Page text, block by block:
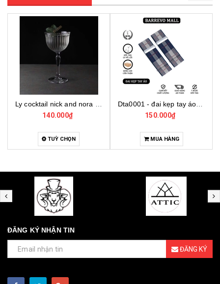
150.000₫
MUA HÀNG
4.000.000₫
MUA HÀNG
ĐĂNG KÝ NHẬN TIN
ĐĂNG KÝ